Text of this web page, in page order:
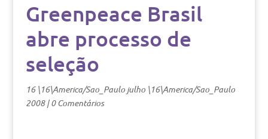
Greenpeace Brasil
abre processo de
seleção
16 \16\America/Sao_Paulo julho \16\America/Sao_Paulo
2008|0 Comentários